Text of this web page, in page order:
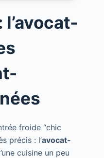
froide “chic
précis : l’avocat-
cuisine un peu